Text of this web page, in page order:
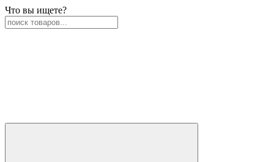
Что вы ищете?